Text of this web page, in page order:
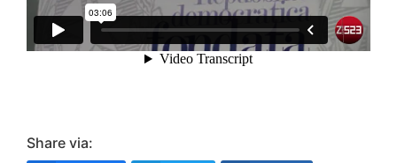
Share via: